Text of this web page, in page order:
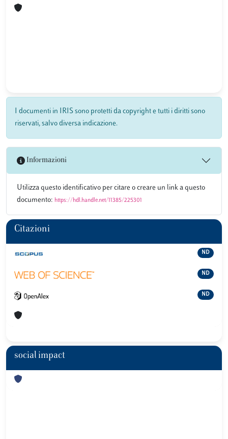
I documenti in IRIS sono protetti da copyright e tutti i diritti sono
riservati, salvo diversa indicazione.
Informazioni
Utilizza questo identificativo per citare o creare un link a questo
documento: https://hdl.handle.net/11385/225301
Citazioni
ND
ND
ND
social impact